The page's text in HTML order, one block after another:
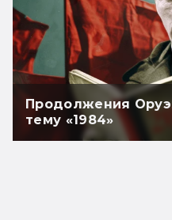
Продолжения
тему «1984»